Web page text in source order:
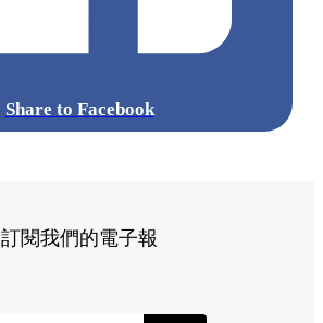
Share to Facebook
訂閱我們的電子報